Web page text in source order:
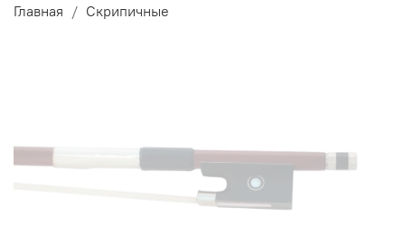
Главная Скрипичные